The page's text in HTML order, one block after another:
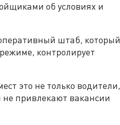
об условиях и
штаб, который
контролирует
это не только водители,
привлекают вакансии